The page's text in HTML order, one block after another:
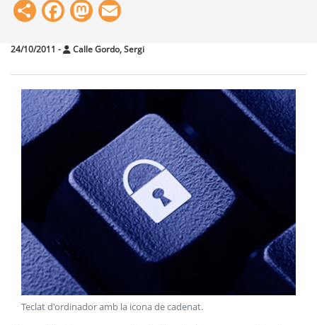
ShareFacebook
Mastodon
24/10/2011 - Calle Gordo, Sergi
Teclat d'ordinador amb la icona de cadenat.